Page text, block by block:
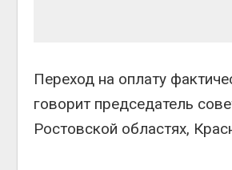
Переход на оплату
говорит председатель
Ростовской областях,